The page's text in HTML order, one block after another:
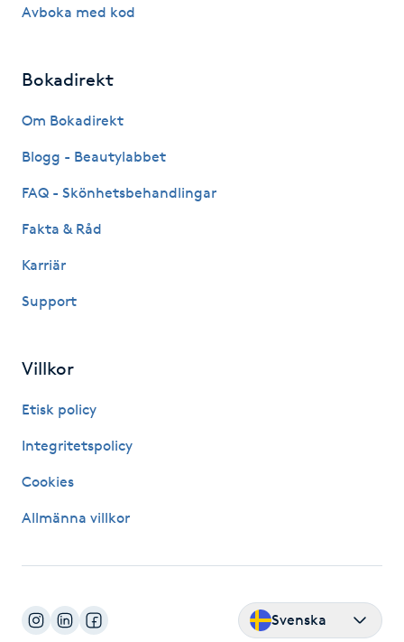
Idrottsmassage
IPL hårborttagning
Katun fransar
Kemisk peeling
Keratinbehandling
Avboka med kod
Bokadirekt
Om Bokadirekt
Blogg - Beautylabbet
FAQ - Skönhetsbehandlingar
Fakta & Råd
Karriär
Support
Villkor
Etisk policy
Integritetspolicy
Cookies
Allmänna villkor
Svenska